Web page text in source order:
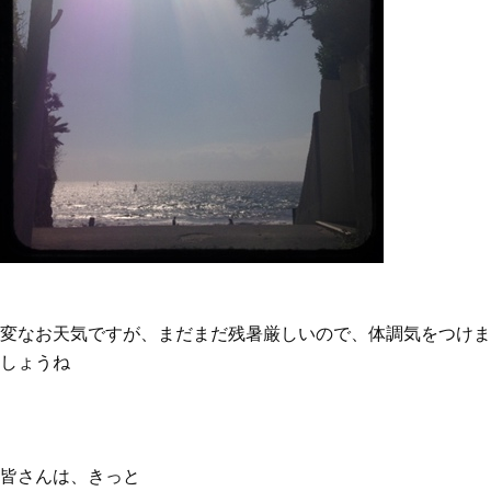
変なお天気ですが、まだまだ残暑厳しいので、体調気をつけま
しょうね
皆さんは、きっと